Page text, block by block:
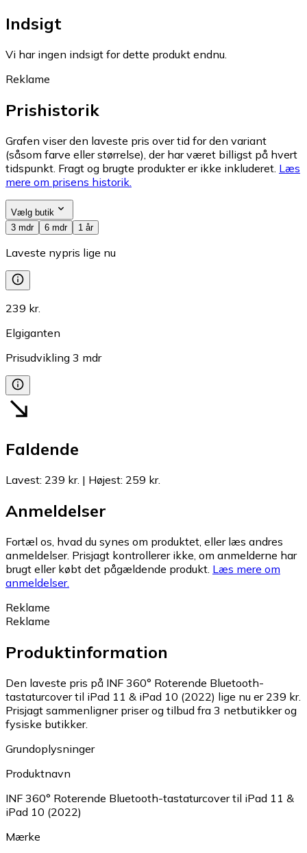
Indsigt
Vi har ingen indsigt for dette produkt endnu.
Reklame
Prishistorik
Grafen viser den laveste pris over tid for den variant
(såsom farve eller størrelse), der har været billigst på hvert
tidspunkt. Fragt og brugte produkter er ikke inkluderet. Læs
mere om prisens historik.
Vælg butik
3 mdr
6 mdr 1 år
Laveste nypris lige nu
239 kr.
Elgiganten
Prisudvikling 3 mdr
Faldende
Lavest: 239 kr. | Højest: 259 kr.
Anmeldelser
Fortæl os, hvad du synes om produktet, eller læs andres
anmeldelser. Prisjagt kontrollerer ikke, om anmelderne har
brugt eller købt det pågældende produkt. Læs mere om
anmeldelser.
Reklame
Reklame
Produktinformation
Den laveste pris på INF 360° Roterende Bluetooth-
tastaturcover til iPad 11 & iPad 10 (2022) lige nu er 239 kr.
Prisjagt sammenligner priser og tilbud fra 3 netbutikker og
fysiske butikker.
Grundoplysninger
Produktnavn
INF 360° Roterende Bluetooth-tastaturcover til iPad 11 &
iPad 10 (2022)
Mærke